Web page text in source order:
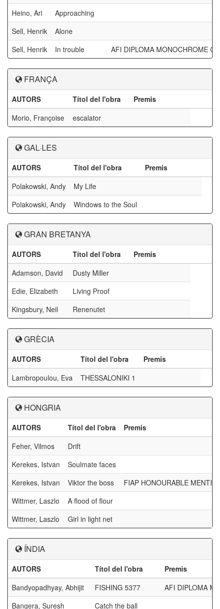
Heino, Ari
Approaching
Sell, Henrik
Alone
Sell, Henrik
In trouble AFI DIPLOMA MONOCHROME
FRANÇA
AUTORS Títol del l'obra
Premis
Morio, Françoise
escalator
GAL·LES
AUTORS Títol del l'obra
Premis
Polakowski, Andy
My Life
Polakowski, Andy
Windows to the Soul
GRAN BRETANYA
AUTORS Títol del l'obra
Premis
Adamson, David
Dusty Miller
Edie, Elizabeth
Living Proof
Kingsbury, Neil
Renenutet
GRÈCIA
AUTORS Títol del l'obra
Premis
Lambropoulou, Eva
THESSALONIKI 1
HONGRIA
AUTORS Títol del l'obra
Premis
Feher, Vilmos
Drift
Kerekes, Istvan
Soulmate faces
Kerekes, Istvan
Viktor the boss
FIAP HONOURABLE
Wittmer, Laszlo
A flood of flour
Wittmer, Laszlo
Girl in light net
ÍNDIA
AUTORS Títol del l'obra
Premis
Bandyopadhyay, Abhijit
FISHING 5377
AFI DIPLOMA
Bangera, Suresh
Catch the ball